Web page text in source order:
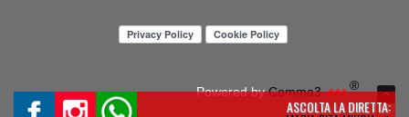
Powered byComma3 ®
ASCOLTA LA DIRETTA: